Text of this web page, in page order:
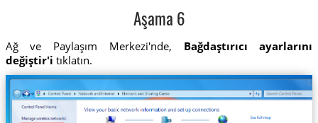
Aşama 6
Ağ ve Paylaşım Merkezi'nde, Bağdaştırıcı ayarlarını
değiştir'i tıklatın.